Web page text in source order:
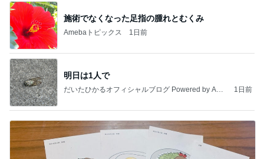
施術でなくなった足指の腫れとむくみ
Amebaトピックス 1日前
明日は1人で
だいたひかるオフィシャルブログ Powered by Ame
1日前